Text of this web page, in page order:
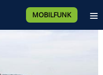
MOBILFUNK